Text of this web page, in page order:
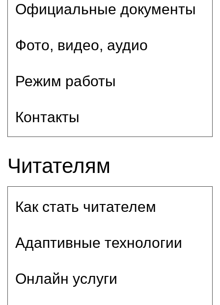
Официальные документы
Фото, видео, аудио
Режим работы
Контакты
Читателям
Как стать читателем
Адаптивные технологии
Онлайн услуги